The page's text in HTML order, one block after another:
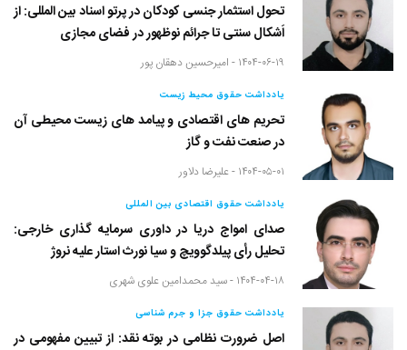
تحول استثمار جنسی کودکان در پرتو اسناد بین المللی: از
اَشکال سنتی تا جرائم نوظهور در فضای مجازی
۱۴۰۴-۰۶-۱۹ - امیرحسین دهقان پور
یادداشت حقوق محیط زیست
تحریم های اقتصادی و پیامد های زیست محیطی آن
در صنعت نفت و گاز
۱۴۰۴-۰۵-۰۱ - علیرضا دلاور
یادداشت حقوق اقتصادی بین المللی
صدای امواج دریا در داوری سرمایه گذاری خارجی:
تحلیل رأی پیلدگوویچ و سیا نورث استار علیه نروژ
۱۴۰۴-۰۴-۱۸ - سید محمدامین علوی شهری
یادداشت حقوق جزا و جرم شناسی
اصل ضرورت نظامی در بوته نقد: از تبیین مفهومی در